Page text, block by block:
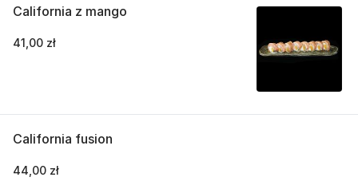
California z mango
41,00 zł
California fusion
44,00 zł